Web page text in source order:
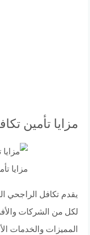
مزايا تأمين
مزايا
يقدم تكافل الراجحي
لكل من الشركات
المميزات والخدمات